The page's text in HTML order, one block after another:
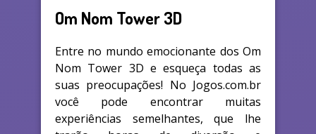
Om Nom Tower 3D
Entre no mundo emocionante dos Om
Nom Tower 3D e esqueça todas as
suas preocupações! No Jogos.com.br
você pode encontrar muitas
experiências semelhantes, que lhe